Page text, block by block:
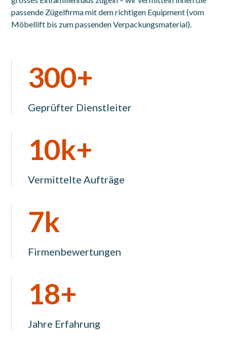
passende Zügelfirma mit dem richtigen Equipment (vom
Möbellift bis zum passenden Verpackungsmaterial).
300+
Geprüfter Dienstleiter
10k+
Vermittelte Aufträge
7k
Firmenbewertungen
18+
Jahre Erfahrung